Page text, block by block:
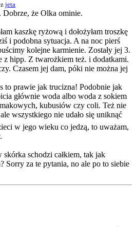
jeta
że Olka ominie.
kaszkę ryżową i dołożyłam troszkę
i podobna sytuacja. A na noc pierś
kolejne karmienie. Zostały jej 3.
z hipp. Z twarożkiem też. i dodatkami.
Czasem jej dam, póki nie można jej
to prawie jak trucizna! Podobnie jak
głównie woda albo woda z sokiem
kubusiów czy coli. Też nie
wszystkiego nie udało się uniknąć
w jego wieku co jedzą, to uważam,
schodzi całkiem, tak jak
Sorry za te pytania, no ale po to siebie